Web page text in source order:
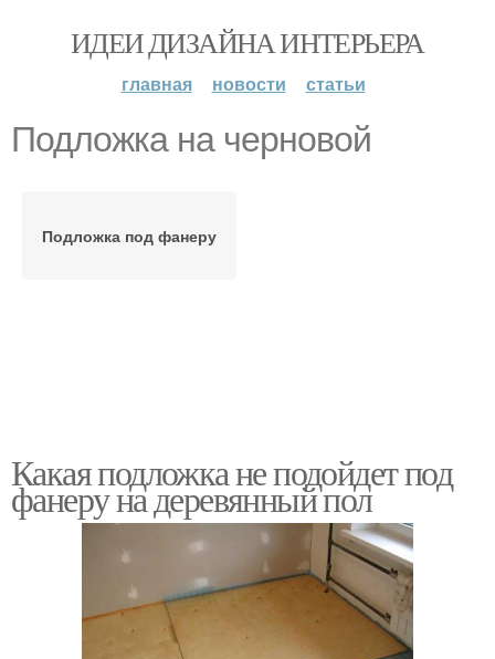
ИДЕИ ДИЗАЙНА ИНТЕРЬЕРА
главная новости статьи
Подложка на черновой
Подложка под фанеру
Какая подложка не подойдет под
фанеру на деревянный пол